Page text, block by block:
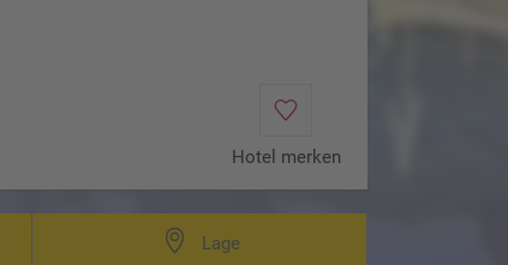
Standard (Zimmercodierung DG1)Hotel merken
Lage